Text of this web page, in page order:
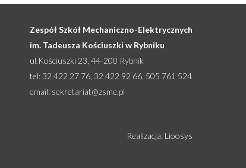
Zespół Szkół Mechaniczno-Elektrycznych
im. Tadeusza Kościuszki w Rybniku
ul.Kościuszki 23, 44-200 Rybnik
tel: 32 422 27 76, 32 422 92 66, 505 761 524
email: sekretariat@zsme.pl
Realizacja: Lioosys